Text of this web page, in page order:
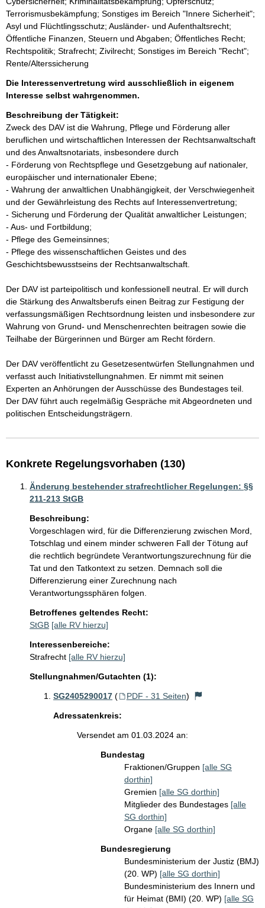
Terrorismusbekämpfung; Sonstiges im Bereich "Innere Sicherheit";
Asyl und Flüchtlingsschutz; Ausländer- und Aufenthaltsrecht;
Öffentliche Finanzen, Steuern und Abgaben; Öffentliches Recht;
Rechtspolitik; Strafrecht; Zivilrecht; Sonstiges im Bereich "Recht";
Rente/Alterssicherung
Die Interessenvertretung wird ausschließlich in eigenem
Interesse selbst wahrgenommen.
Beschreibung der Tätigkeit:
Zweck des DAV ist die Wahrung, Pflege und Förderung aller
beruflichen und wirtschaftlichen Interessen der Rechtsanwaltschaft
und des Anwaltsnotariats, insbesondere durch
- Förderung von Rechtspflege und Gesetzgebung auf nationaler,
europäischer und internationaler Ebene;
- Wahrung der anwaltlichen Unabhängigkeit, der Verschwiegenheit
und der Gewährleistung des Rechts auf Interessenvertretung;
- Sicherung und Förderung der Qualität anwaltlicher Leistungen;
- Aus- und Fortbildung;
- Pflege des Gemeinsinnes;
- Pflege des wissenschaftlichen Geistes und des
Geschichtsbewusstseins der Rechtsanwaltschaft.
Der DAV ist parteipolitisch und konfessionell neutral. Er will durch
die Stärkung des Anwaltsberufs einen Beitrag zur Festigung der
verfassungsmäßigen Rechtsordnung leisten und insbesondere zur
Wahrung von Grund- und Menschenrechten beitragen sowie die
Teilhabe der Bürgerinnen und Bürger am Recht fördern.
Der DAV veröffentlicht zu Gesetzesentwürfen Stellungnahmen und
verfasst auch Initiativstellungnahmen. Er nimmt mit seinen
Experten an Anhörungen der Ausschüsse des Bundestages teil.
Der DAV führt auch regelmäßig Gespräche mit Abgeordneten und
Konkrete Regelungsvorhaben (130)
Änderung bestehender strafrechtlicher Regelungen: §§
211-213 StGB
Beschreibung:
Vorgeschlagen wird, für die Differenzierung zwischen Mord,
Totschlag und einem minder schweren Fall der Tötung auf
die rechtlich begründete Verantwortungszurechnung für die
Tat und den Tatkontext zu setzen. Demnach soll die
Differenzierung einer Zurechnung nach
Verantwortungssphären folgen.
Betroffenes geltendes Recht:
StGB [alle RV hierzu]
Interessenbereiche:
Strafrecht [alle RV hierzu]
Stellungnahmen/Gutachten (1):
SG2405290017 ( PDF - 31 Seiten)
Adressatenkreis:
Versendet am 01.03.2024 an:
Bundestag
Fraktionen/Gruppen [alle SG
dorthin]
Gremien [alle SG dorthin]
Mitglieder des Bundestages [alle
SG dorthin]
Organe [alle SG dorthin]
Bundesregierung
Bundesministerium der Justiz (BMJ)
(20. WP) [alle SG dorthin]
Bundesministerium des Innern und
für Heimat (BMI) (20. WP) [alle SG